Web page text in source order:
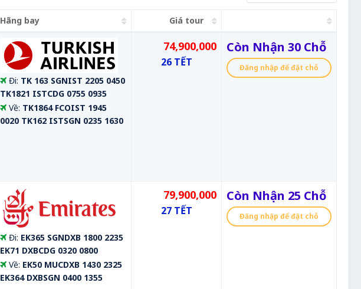
Hãng bay Giá tour
Đi: TK 163 SGNIST 2205 0450
TK1821 ISTCDG 0755 0935
Về: TK1864 FCOIST 1945
0020 TK162 ISTSGN 0235 1630
74,900,000
26 TẾT
Còn Nhận 30 Chỗ
Đăng nhập để đặt chỗ
Đi: EK365 SGNDXB 1800 2235
EK71 DXBCDG 0320 0800
Về: EK50 MUCDXB 1430 2325
EK364 DXBSGN 0400 1355
79,900,000
27 TẾT
Còn Nhận 25 Chỗ
Đăng nhập để đặt chỗ